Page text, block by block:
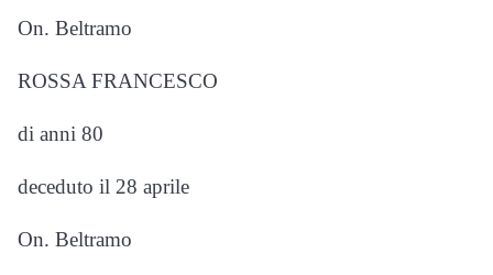
On. Beltramo
ROSSA FRANCESCO
di anni 80
deceduto il 28 aprile
On. Beltramo